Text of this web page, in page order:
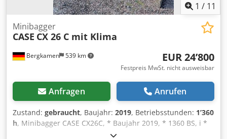
1 / 11
Bergkamen 539 km
Minibagger
CASE CX 26 C mit Klima
EUR 24’800
Festpreis MwSt. nicht ausweisbar
Anfragen Anrufen
Zustand: gebraucht, Baujahr: 2019, Betriebsstunden: 1’360
h, Minibagger CASE CX26C, * Baujahr 2019, * 1360 BS, i *
Heizung, * Klima, Djdpfx Aheurfkcjvokr * Gummiketten, *